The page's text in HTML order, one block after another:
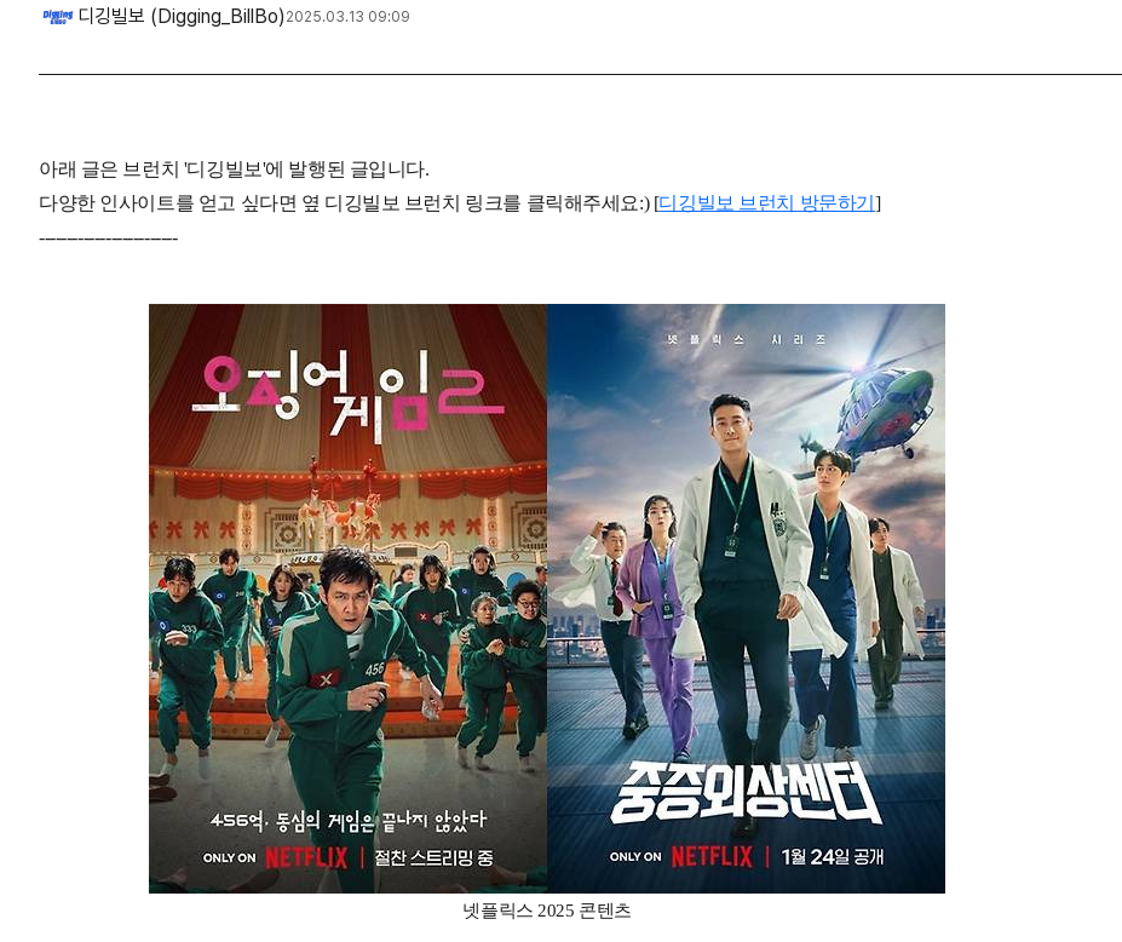
디깅빌보 (Digging_BillBo) 2025.03.13 09:09
아래 글은 브런치 '디깅빌보'에 발행된 글입니다.
다양한 인사이트를 얻고 싶다면 옆 디깅빌보 브런치 링크를 클릭해주세요:) [디깅빌보 브런치 방문하기 ]
-------------------------
넷플릭스 2025 콘텐츠